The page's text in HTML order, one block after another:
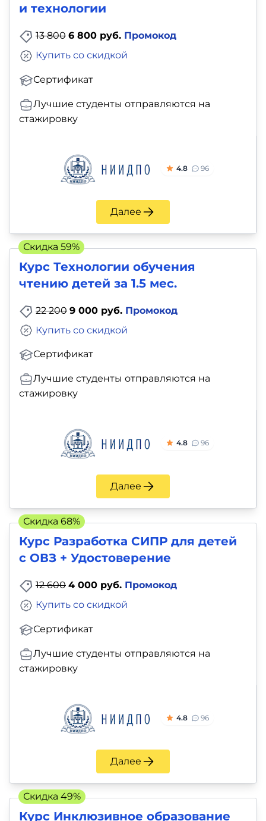
и технологии
13 800 6 800 руб. Промокод
Сертификат
Купить со скидкой
Лучшие студенты отправляются на
стажировку
4.8 96
Далее
Курс Технологии обучения
чтению детей за 1.5 мес.
22 200 9 000 руб. Промокод
Сертификат
Купить со скидкой
Лучшие студенты отправляются на
стажировку
4.8 96
Далее
Скидка 59%
Курс Разработка СИПР для детей
с ОВЗ + Удостоверение
12 600 4 000 руб. Промокод
Сертификат
Купить со скидкой
Лучшие студенты отправляются на
стажировку
4.8 96
Далее
Скидка 68%
Курс Инклюзивное образование
Скидка 49%